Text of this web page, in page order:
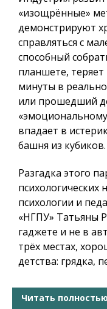
«изощрённые»
демонстрируют
справляться с
способный
планшете, теряет
минуты в
или прошедший
впадает в
башня из кубиков.
Разгадка этого
психологических
психологии и
«НГПУ» Татьяны
гаджете и не в
трёх местах,
детства: грядка,
Читать полностью